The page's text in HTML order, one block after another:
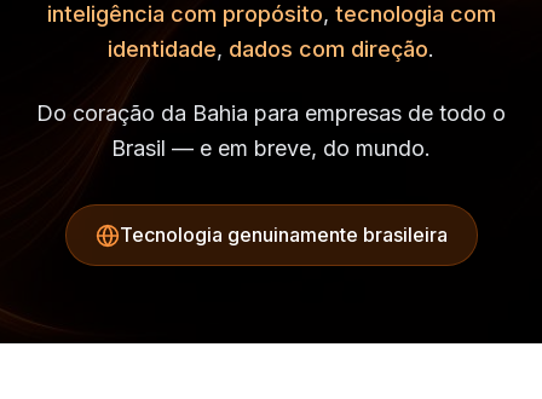
inteligência com propósito, tecnologia com
identidade, dados com direção.
Do coração da Bahia para empresas de todo o
Brasil — e em breve, do mundo.
Tecnologia genuinamente brasileira